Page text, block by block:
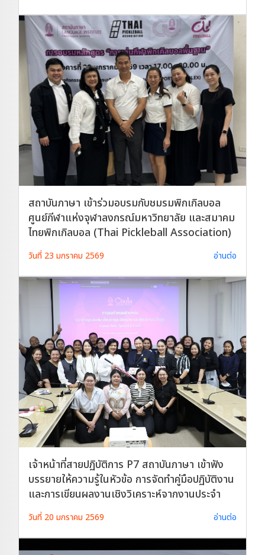
สถาบันภาษา เข้าร่วมอบรมกับชมรมพิกเกิลบอล
ศูนย์กีฬาแห่งจุฬาลงกรณ์มหาวิทยาลัย และสมาคม
ไทยพิกเกิลบอล (Thai Pickleball Association)
วันที่ 23 มกราคม 2569 อ่านต่อ
เจ้าหน้าที่สายปฏิบัติการ P7 สถาบันภาษา เข้าฟัง
บรรยายให้ความรู้ในหัวข้อ การจัดทำคู่มือปฏิบัติงาน
และการเขียนผลงานเชิงวิเคราะห์จากงานประจำ
วันที่ 20 มกราคม 2569 อ่านต่อ